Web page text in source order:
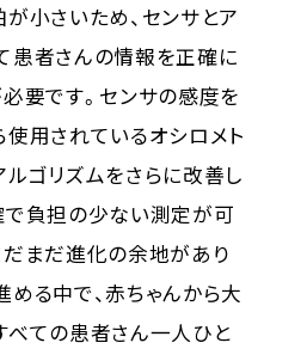
小さいため、センサとア
患者さんの情報を正確に
要です。センサの感度を
使用されているオシロメト
ルゴリズムをさらに改善し
で負担の少ない測定が可
だまだ進化の余地があり
める中で、赤ちゃんから大
べての患者さん一人ひと